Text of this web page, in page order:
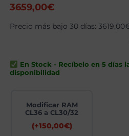
El
original
3659,00€
actual
Precio más bajo 30 días:3619,00
En Stock - Recíbelo en 5 días
disponibilidad
Modificar RAM
CL36 a CL30/32
(+150,00€)